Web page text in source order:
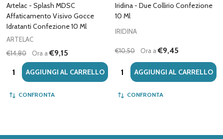
Artelac - Splash MDSC
Affaticamento Visivo Gocce
Idratanti Confezione 10 Ml
ARTELAC
€14,80
Ora a€9,15
Quantità:AGGIUNGI AL CARRELLO
CONFRONTA
Iridina - Due Collirio Confezione
10 Ml
IRIDINA
€10,50 Ora a€9,45
Quantità:AGGIUNGI AL CARRELLO
CONFRONTA